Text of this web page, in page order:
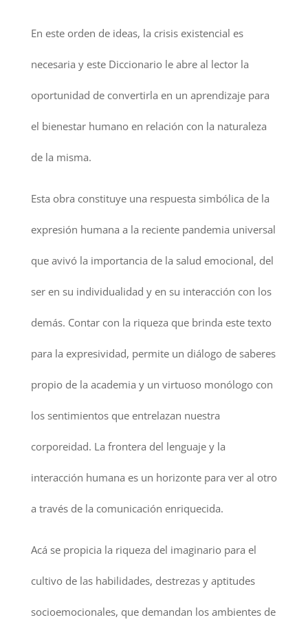
En este orden de ideas, la crisis existencial es
necesaria y este Diccionario le abre al lector la
oportunidad de convertirla en un aprendizaje para
el bienestar humano en relación con la naturaleza
de la misma.
Esta obra constituye una respuesta simbólica de la
expresión humana a la reciente pandemia universal
que avivó la importancia de la salud emocional, del
ser en su individualidad y en su interacción con los
demás. Contar con la riqueza que brinda este texto
para la expresividad, permite un diálogo de saberes
propio de la academia y un virtuoso monólogo con
los sentimientos que entrelazan nuestra
corporeidad. La frontera del lenguaje y la
interacción humana es un horizonte para ver al otro
a través de la comunicación enriquecida.
Acá se propicia la riqueza del imaginario para el
cultivo de las habilidades, destrezas y aptitudes
socioemocionales, que demandan los ambientes de